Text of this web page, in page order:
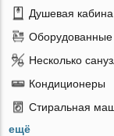
Душевая кабина
Несколько
Кондиционеры
Стиральная
ещё